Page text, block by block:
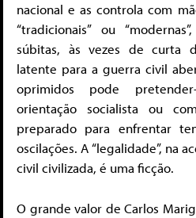
nacional e as controla com
“tradicionais” ou
súbitas, às vezes de curta
latente para a guerra civil
oprimidos pode
orientação socialista ou
preparado para enfrentar
oscilações. A “legalidade”, na
civil civilizada, é uma ficção.
O grande valor de Carlos